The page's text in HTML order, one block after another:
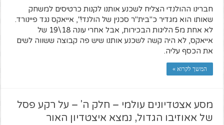
חברינו ההולנדי הצליח לשכנע אותנו לקנות כרטיסים למשחק
שאותו הוא מגדיר כ"בית"ר סכנין של הולנד!", אייאקס נגד פיינורד.
לא אחת מ5 הליגות הבכירות, אבל אחרי עונה 18\19 של
אייאקס, לא היה קשה לשכנע אותנו שיש פה קבוצה ששווה לשים
את הכסף עליה.
המשך לקרוא »
מסע אצטדיונים עולמי – חלק ה' – על רקע פסל
של אאוזיבו הגדול, נמצא איצטדיון האור